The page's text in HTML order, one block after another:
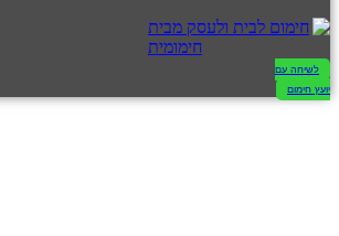
לשיחה עם
יועץ חימום